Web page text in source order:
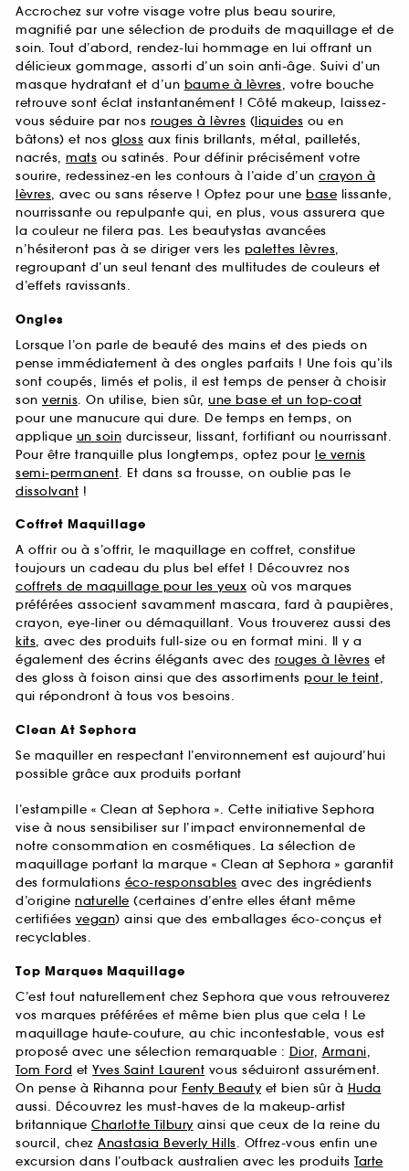
Accrochez sur votre visage votre plus beau sourire,
magnifié par une sélection de produits de maquillage et de
soin. Tout d’abord, rendez-lui hommage en lui offrant un
délicieux gommage, assorti d’un soin anti-âge. Suivi d’un
masque hydratant et d’un baume à lèvres, votre bouche
retrouve sont éclat instantanément ! Côté makeup, laissez-
vous séduire par nos rouges à lèvres (liquides ou en
bâtons) et nos gloss aux finis brillants, métal, pailletés,
nacrés, mats ou satinés. Pour définir précisément votre
sourire, redessinez-en les contours à l’aide d’un crayon à
lèvres, avec ou sans réserve ! Optez pour une base lissante,
nourrissante ou repulpante qui, en plus, vous assurera que
la couleur ne filera pas. Les beautystas avancées
n’hésiteront pas à se diriger vers les palettes lèvres,
regroupant d’un seul tenant des multitudes de couleurs et
d’effets ravissants.
Ongles
Lorsque l’on parle de beauté des mains et des pieds on
pense immédiatement à des ongles parfaits ! Une fois qu’ils
sont coupés, limés et polis, il est temps de penser à choisir
son vernis. On utilise, bien sûr, une base et un top-coat
pour une manucure qui dure. De temps en temps, on
applique un soin durcisseur, lissant, fortifiant ou nourrissant.
Pour être tranquille plus longtemps, optez pour le vernis
semi-permanent. Et dans sa trousse, on oublie pas le
dissolvant !
Coffret Maquillage
A offrir ou à s’offrir, le maquillage en coffret, constitue
toujours un cadeau du plus bel effet ! Découvrez nos
coffrets de maquillage pour les yeux où vos marques
préférées associent savamment mascara, fard à paupières,
crayon, eye-liner ou démaquillant. Vous trouverez aussi des
kits, avec des produits full-size ou en format mini. Il y a
également des écrins élégants avec des rouges à lèvres et
des gloss à foison ainsi que des assortiments pour le teint,
qui répondront à tous vos besoins.
Clean At Sephora
Se maquiller en respectant l’environnement est aujourd’hui
possible grâce aux produits portant
l’estampille « Clean at Sephora ». Cette initiative Sephora
vise à nous sensibiliser sur l’impact environnemental de
notre consommation en cosmétiques. La sélection de
maquillage portant la marque « Clean at Sephora » garantit
des formulations éco-responsables avec des ingrédients
d’origine naturelle (certaines d’entre elles étant même
certifiées vegan) ainsi que des emballages éco-conçus et
recyclables.
Top Marques Maquillage
C’est tout naturellement chez Sephora que vous retrouverez
vos marques préférées et même bien plus que cela ! Le
maquillage haute-couture, au chic incontestable, vous est
proposé avec une sélection remarquable : Dior, Armani,
Tom Ford et Yves Saint Laurent vous séduiront assurément.
On pense à Rihanna pour Fenty Beautyet bien sûr à Huda
aussi. Découvrez les must-haves de la makeup-artist
britannique Charlotte Tilburyainsi que ceux de la reine du
sourcil, chez Anastasia Beverly Hills. Offrez-vous enfin une
excursion dans l’outback australien avec les produits Tarte